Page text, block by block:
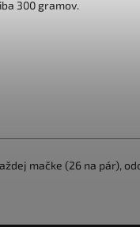
300 gramov.
mačke (26 na pár),